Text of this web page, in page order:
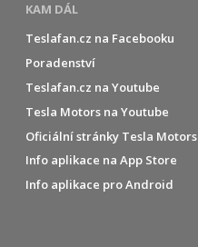
KAM DÁL
Teslafan.cz na Facebooku
Poradenství
Teslafan.cz na Youtube
Tesla Motors na Youtube
Oficiální stránky Tesla Motors
Info aplikace na App Store
Info aplikace pro Android